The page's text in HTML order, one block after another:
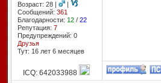
Возраст: 28 |
|
Сообщений: 361
Благодарности: 12/ 22
Репутация: 7
Предупреждений: 0
Друзья
Тут: 16 лет 6 месяцев
ICQ: 642033988